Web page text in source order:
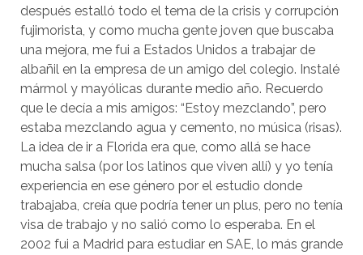
después estalló todo el tema de la crisis y corrupción
fujimorista, y como mucha gente joven que buscaba
una mejora, me fui a Estados Unidos a trabajar de
albañil en la empresa de un amigo del colegio. Instalé
mármol y mayólicas durante medio año. Recuerdo
que le decía a mis amigos: “Estoy mezclando”, pero
estaba mezclando agua y cemento, no música (risas).
La idea de ir a Florida era que, como allá se hace
mucha salsa (por los latinos que viven allí) y yo tenía
experiencia en ese género por el estudio donde
trabajaba, creía que podría tener un plus, pero no tenía
visa de trabajo y no salió como lo esperaba. En el
2002 fui a Madrid para estudiar en SAE, lo más grande